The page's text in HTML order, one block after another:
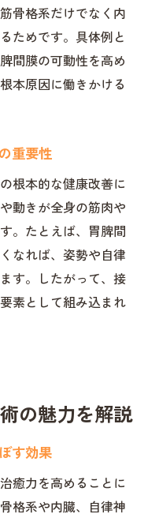
骨格系だけでなく内
ためです。具体例と
間膜の可動性を高め
本原因に働きかける
重要性
根本的な健康改善に
動きが全身の筋肉や
。たとえば、胃脾間
なれば、姿勢や自律
す。したがって、接
素として組み込まれ
の魅力を解説
す効果
癒力を高めることに
格系や内臓、自律神